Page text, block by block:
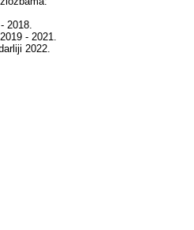
2018.
- 2021.
2022.